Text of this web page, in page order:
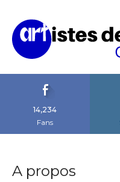
14,234
Fans
A propos